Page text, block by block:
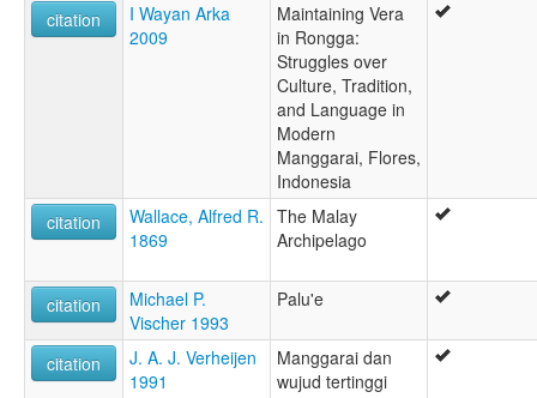
citation
I Wayan Arka
2009
Maintaining Vera
in Rongga:
Struggles over
Culture, Tradition,
and Language in
Modern
Manggarai, Flores,
Indonesia
citation
Wallace, Alfred R.
1869
The Malay
Archipelago
citation
Michael P.
Vischer 1993
Palu'e
citation
J. A. J. Verheijen
1991
Manggarai dan
wujud tertinggi